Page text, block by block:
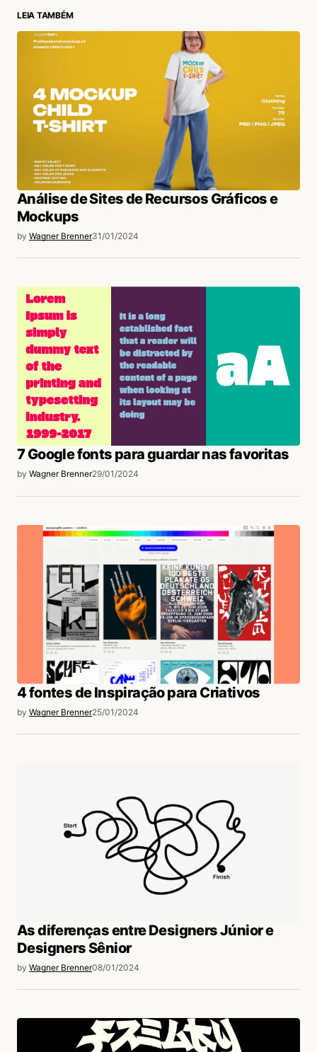
LEIA TAMBÉM
Análise de Sites de Recursos Gráficos e
Mockups
by Wagner Brenner31/01/2024
7 Google fonts para guardar nas favoritas
by Wagner Brenner29/01/2024
4 fontes de Inspiração para Criativos
by Wagner Brenner25/01/2024
As diferenças entre Designers Júnior e
Designers Sênior
by Wagner Brenner08/01/2024